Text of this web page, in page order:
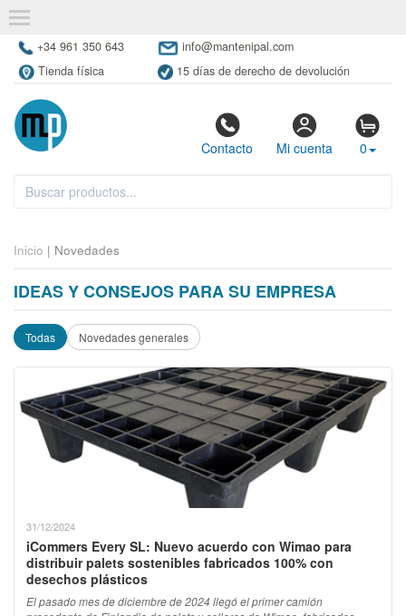
+34 961 350 643
info@mantenipal.com
Tienda física
15 días de derecho de devolución
Contacto Mi cuenta 0
Inicio | Novedades
IDEAS Y CONSEJOS PARA SU EMPRESA
Todas Novedades generales
31/12/2024
iCommers Every SL: Nuevo acuerdo con Wimao para
distribuir palets sostenibles fabricados 100% con
desechos plásticos
El pasado mes de diciembre de 2024 llegó el primer camión